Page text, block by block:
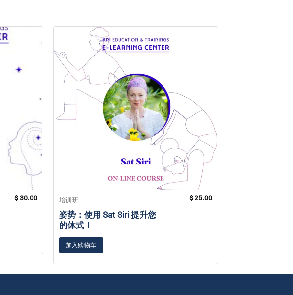
$30.00 培训班
姿势：使用 Sat Siri 提升您
的体式！
$25.00
加入购物车